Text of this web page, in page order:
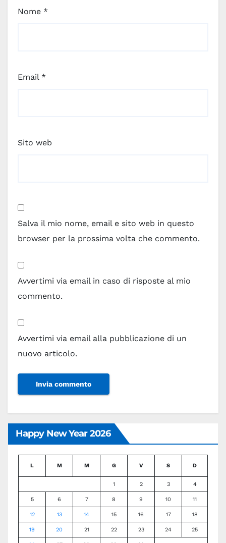
Nome *
Email *
Sito web
Salva il mio nome, email e sito web in questo
browser per la prossima volta che commento.
Avvertimi via email in caso di risposte al mio
commento.
Avvertimi via email alla pubblicazione di un
nuovo articolo.
Happy New Year 2026
L M M G V S D
1 2 3 4
5 6 7 8 9 10 11
12 13 14 15 16 17 18
19 20 21 22 23 24 25